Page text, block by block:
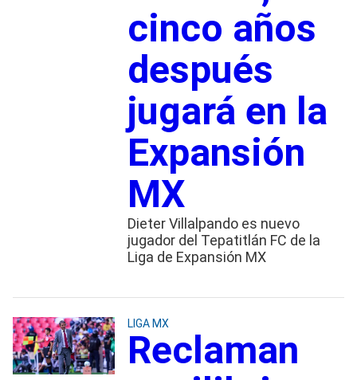
cinco años
después
jugará en la
Expansión
MX
Dieter Villalpando es nuevo
jugador del Tepatitlán FC de la
Liga de Expansión MX
LIGA MX
Reclaman